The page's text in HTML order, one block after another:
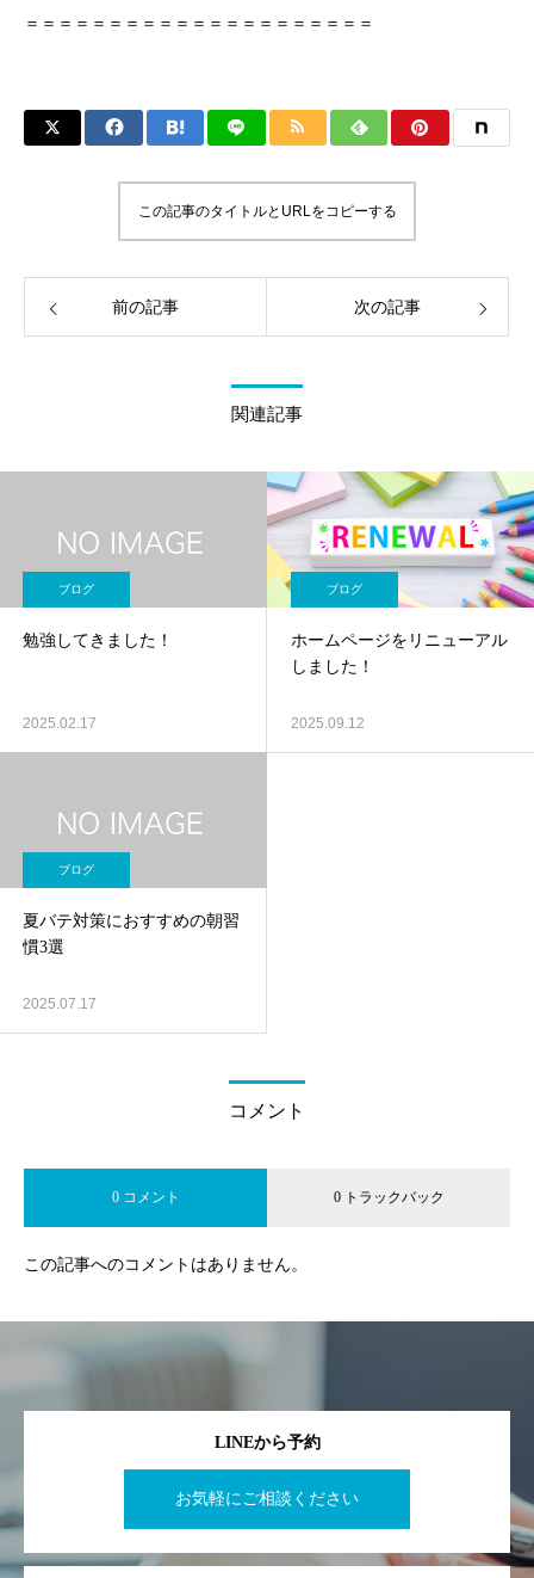
＝＝＝＝＝＝＝＝＝＝＝＝＝＝＝＝＝＝＝＝＝
この記事のタイトルとURLをコピーする
前の記事 次の記事
関連記事
ブログ
勉強してきました！
2025.02.17
ブログ
ホームページをリニューアル
しました！
2025.09.12
ブログ
夏バテ対策におすすめの朝習
慣3選
2025.07.17
コメント
0 コメント 0 トラックバック
この記事へのコメントはありません。
LINEから予約
お気軽にご相談ください